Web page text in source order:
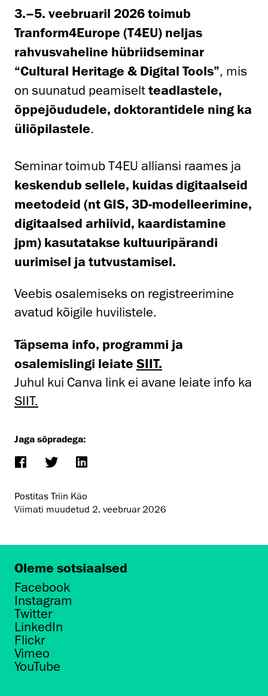
3.–5. veebruaril 2026 toimub
Tranform4Europe (T4EU) neljas
rahvusvaheline hübriidseminar
“Cultural Heritage & Digital Tools”, mis
on suunatud peamiselt teadlastele,
õppejõududele, doktorantidele ning ka
üliõpilastele.
Seminar toimub T4EU alliansi raames ja
keskendub sellele, kuidas digitaalseid
meetodeid (nt GIS, 3D-modelleerimine,
digitaalsed arhiivid, kaardistamine
jpm) kasutatakse kultuuripärandi
uurimisel ja tutvustamisel.
Veebis osalemiseks on registreerimine
avatud kõigile huvilistele.
Täpsema info, programmi ja
osalemislingi leiate SIIT.
Juhul kui Canva link ei avane leiate info ka
SIIT.
Jaga sõpradega:
Postitas Triin Käo
Viimati muudetud 2. veebruar 2026
Oleme sotsiaalsed
Facebook
Instagram
Twitter
LinkedIn
Flickr
Vimeo
YouTube